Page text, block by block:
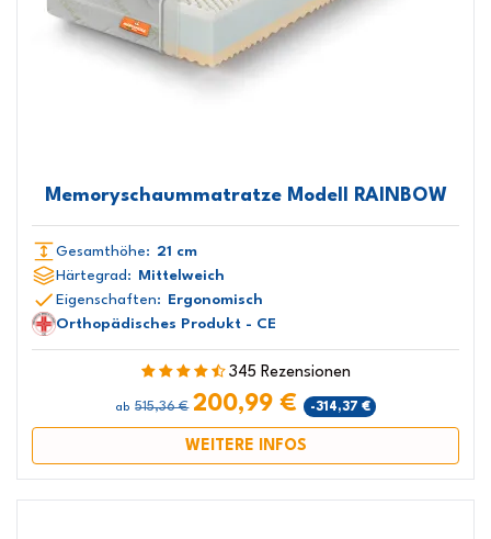
Memoryschaummatratze Modell RAINBOW
Gesamthöhe: 21 cm
Härtegrad: Mittelweich
Eigenschaften: Ergonomisch
Orthopädisches Produkt - CE
345 Rezensionen
ab 515,36 € 200,99 € -314,37 €
WEITERE INFOS